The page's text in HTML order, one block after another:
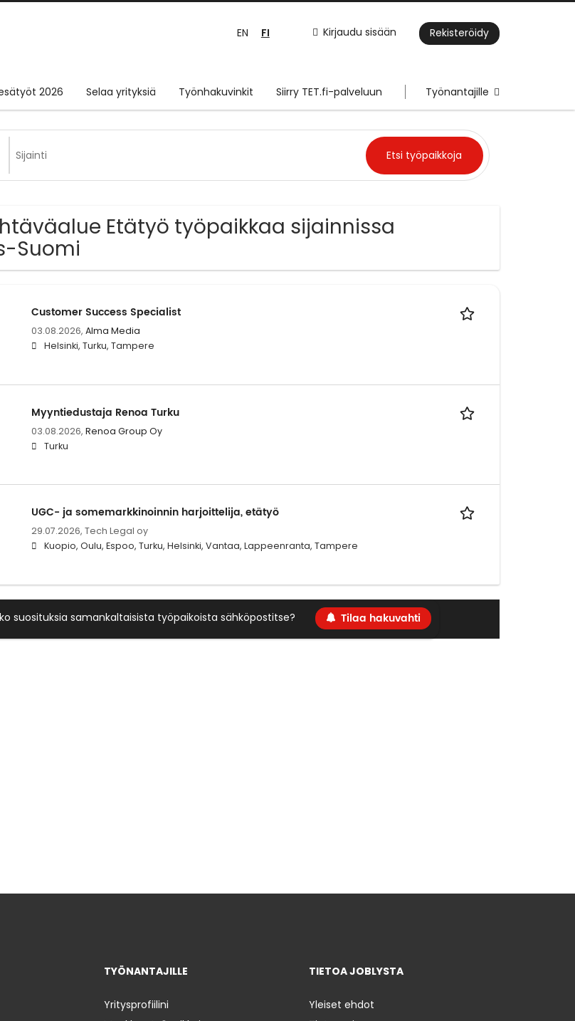
Kirjaudu sisään Rekisteröidy
EN FI
2026 Selaa yrityksiä Työnhakuvinkit Siirry TET.fi-palveluun Työnantajille
Etätyö työpaikkaa sijainnissa
Suomi
Customer Success Specialist
03.08.2026, Alma Media
Helsinki, Turku, Tampere
Myyntiedustaja Renoa Turku
03.08.2026, Renoa Group Oy
Turku
UGC- ja somemarkkinoinnin harjoittelija, etätyö
29.07.2026, Tech Legal oy
Kuopio, Oulu, Espoo, Turku, Helsinki, Vantaa, Lappeenranta, Tampere
suosituksia samankaltaisista työpaikoista sähköpostitse? Tilaa hakuvahti
TYÖNANTAJILLE
Yritysprofiilini
TIETOA JOBLYSTA
Yleiset ehdot